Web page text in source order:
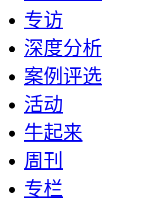
专访
深度分析
案例评选
活动
牛起来
周刊
专栏